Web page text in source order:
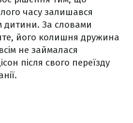
часу залишався
дитини. За словами
його колишня дружина
не займалася
після свого переїзду